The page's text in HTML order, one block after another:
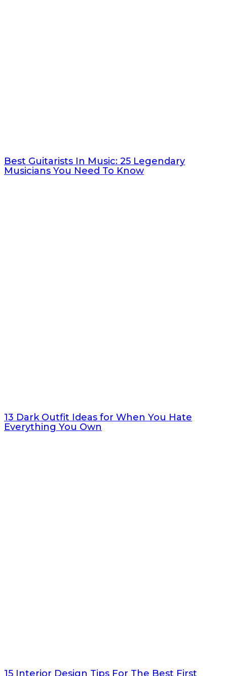
Best Guitarists In Music: 25 Legendary
Musicians You Need To Know
13 Dark Outfit Ideas for When You Hate
Everything You Own
15 Interior Design Tips For The Best First